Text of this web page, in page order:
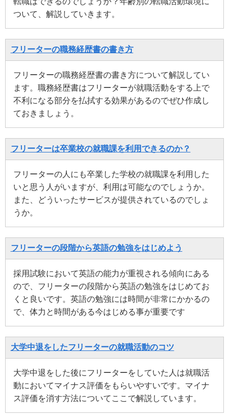
ついて、解説していきます。
フリーターの職務経歴書の書き方
フリーターの職務経歴書の書き方について解説してい
ます。職務経歴書はフリーターが就職活動をする上で
不利になる部分を払拭する効果があるのでぜひ作成し
ておきましょう。
フリーターは卒業校の就職課を利用できるのか？
フリーターの人にも卒業した学校の就職課を利用した
いと思う人がいますが、利用は可能なのでしょうか。
また、どういったサービスが提供されているのでしょ
うか。
フリーターの段階から英語の勉強をはじめよう
採用試験において英語の能力が重視される傾向にある
ので、フリーターの段階から英語の勉強をはじめてお
くと良いです。英語の勉強には時間が非常にかかるの
で、体力と時間がある今はじめる事が重要です
大学中退をしたフリーターの就職活動のコツ
大学中退をした後にフリーターをしていた人は就職活
動においてマイナス評価をもらいやすいです。マイナ
ス評価を消す方法についてここで解説しています。